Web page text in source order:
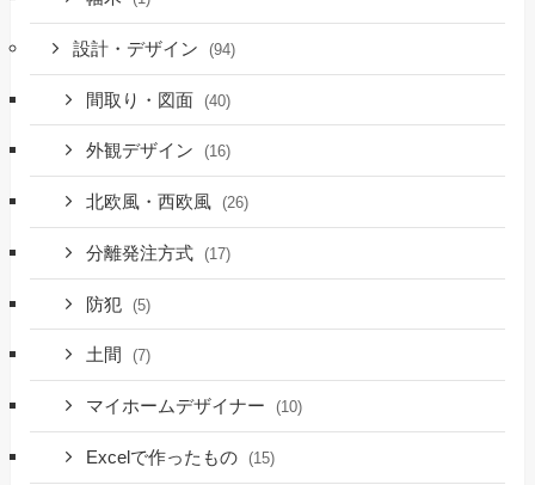
設計・デザイン (94)
間取り・図面 (40)
外観デザイン (16)
北欧風・西欧風 (26)
分離発注方式 (17)
防犯 (5)
土間 (7)
マイホームデザイナー (10)
Excelで作ったもの (15)